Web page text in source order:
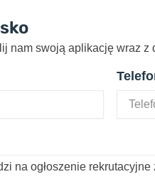
nam swoją aplikację wraz z